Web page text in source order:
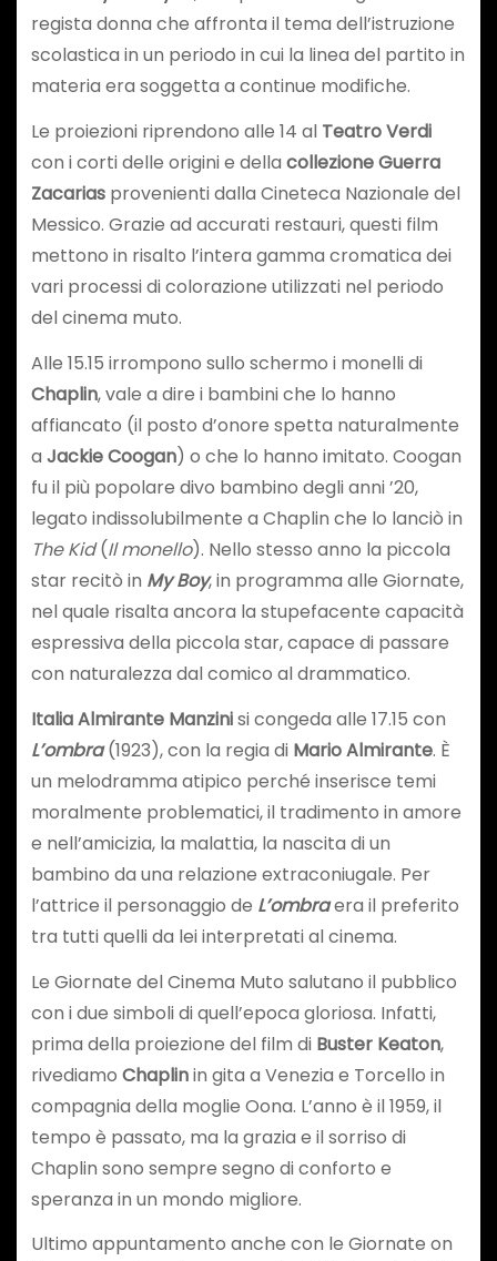
regista donna che affronta il tema dell’istruzione
scolastica in un periodo in cui la linea del partito in
materia era soggetta a continue modifiche.
Le proiezioni riprendono alle 14 al Teatro Verdi
con i corti delle origini e della collezione Guerra
Zacariasprovenienti dalla Cineteca Nazionale del
Messico. Grazie ad accurati restauri, questi film
mettono in risalto l’intera gamma cromatica dei
vari processi di colorazione utilizzati nel periodo
del cinema muto.
Alle 15.15 irrompono sullo schermo i monelli di
Chaplin, vale a dire i bambini che lo hanno
affiancato (il posto d’onore spetta naturalmente
a Jackie Coogan) o che lo hanno imitato. Coogan
fu il più popolare divo bambino degli anni ’20,
legato indissolubilmente a Chaplin che lo lanciò in
The Kid(Il monello). Nello stesso anno la piccola
star recitò in My Boy, in programma alle Giornate,
nel quale risalta ancora la stupefacente capacità
espressiva della piccola star, capace di passare
con naturalezza dal comico al drammatico.
Italia Almirante Manzinisi congeda alle 17.15 con
L’ombra(1923), con la regia di Mario Almirante. È
un melodramma atipico perché inserisce temi
moralmente problematici, il tradimento in amore
e nell’amicizia, la malattia, la nascita di un
bambino da una relazione extraconiugale. Per
l’attrice il personaggio de L’ombraera il preferito
tra tutti quelli da lei interpretati al cinema.
Le Giornate del Cinema Muto salutano il pubblico
con i due simboli di quell’epoca gloriosa. Infatti,
prima della proiezione del film di Buster Keaton,
rivediamo Chaplinin gita a Venezia e Torcello in
compagnia della moglie Oona. L’anno è il 1959, il
tempo è passato, ma la grazia e il sorriso di
Chaplin sono sempre segno di conforto e
speranza in un mondo migliore.
Ultimo appuntamento anche con le Giornate on